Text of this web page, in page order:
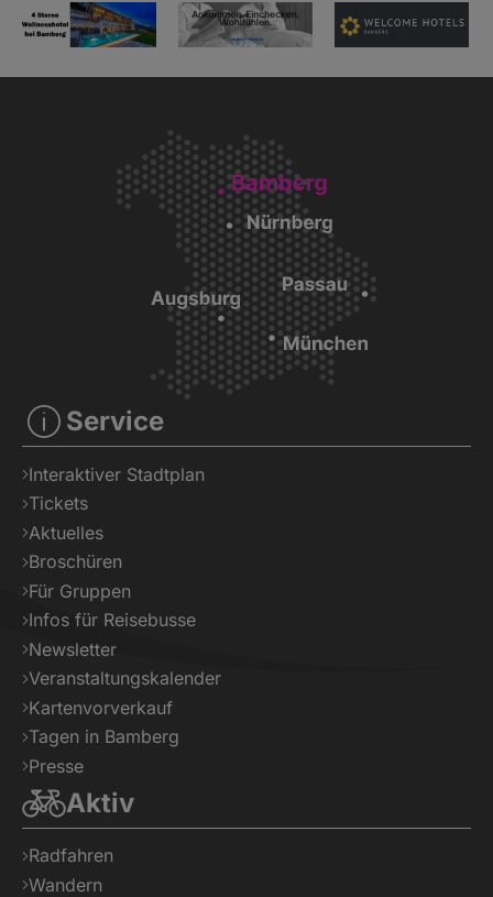
Service
Interaktiver Stadtplan
Tickets
Aktuelles
Broschüren
Für Gruppen
Infos für Reisebusse
Newsletter
Veranstaltungskalender
Kartenvorverkauf
Tagen in Bamberg
Presse
Aktiv
Radfahren
Wandern